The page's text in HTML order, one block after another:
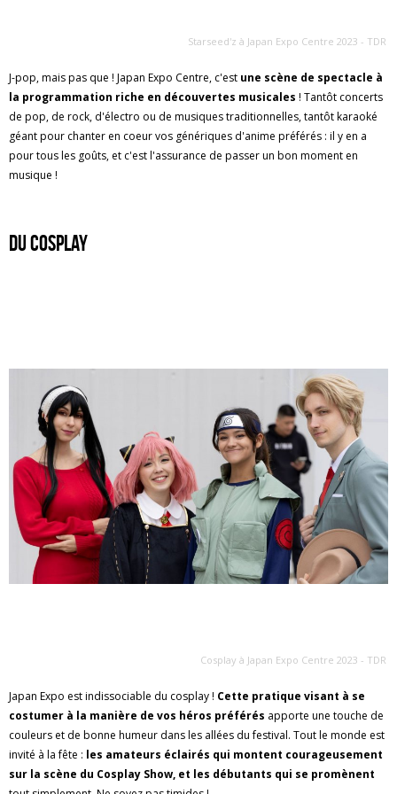
Starseed'z à Japan Expo Centre 2023 - TDR
J-pop, mais pas que ! Japan Expo Centre, c'est une scène de spectacle à
la programmation riche en découvertes musicales ! Tantôt concerts
de pop, de rock, d'électro ou de musiques traditionnelles, tantôt karaoké
géant pour chanter en coeur vos génériques d'anime préférés : il y en a
pour tous les goûts, et c'est l'assurance de passer un bon moment en
musique !
du cosplay
Cosplay à Japan Expo Centre 2023 - TDR
Japan Expo est indissociable du cosplay ! Cette pratique visant à se
costumer à la manière de vos héros préférés apporte une touche de
couleurs et de bonne humeur dans les allées du festival. Tout le monde est
invité à la fête : les amateurs éclairés qui montent courageusement
sur la scène du Cosplay Show, et les débutants qui se promènent